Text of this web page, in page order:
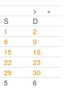
>
»
S
D
1
2
8
9
15
16
22
23
29
30
5 6